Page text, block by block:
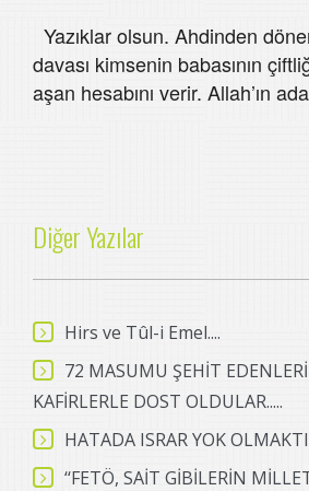
Yazıklar olsun. Ahdinden
davası kimsenin babasının
aşan hesabını verir. Allah’ın
Diğer Yazılar
Hirs ve Tûl-i Emel....
72 MASUMU ŞEHİT
KAFİRLERLE DOST OLDULAR.....
HATADA ISRAR YOK
‘‘FETÖ, SAİT GİBİLERİN